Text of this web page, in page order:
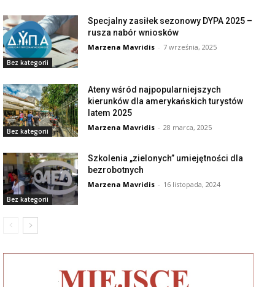
Bez kategorii
Specjalny zasiłek sezonowy DYPA 2025 –
rusza nabór wniosków
Marzena Mavridis - 7 września, 2025
Bez kategorii
Ateny wśród najpopularniejszych
kierunków dla amerykańskich turystów
latem 2025
Marzena Mavridis - 28 marca, 2025
Bez kategorii
Szkolenia „zielonych” umiejętności dla
bezrobotnych
Marzena Mavridis - 16 listopada, 2024